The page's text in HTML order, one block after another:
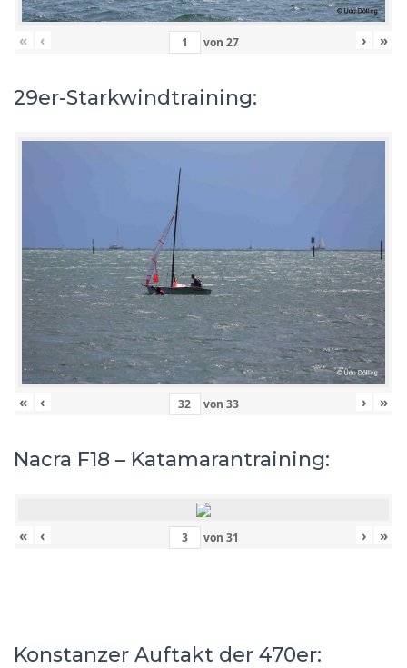
« ‹ von 27 › »
29er-Starkwindtraining:
« ‹ von 33 › »
Nacra F18 – Katamarantraining:
« ‹ von 31 › »
Konstanzer Auftakt der 470er: